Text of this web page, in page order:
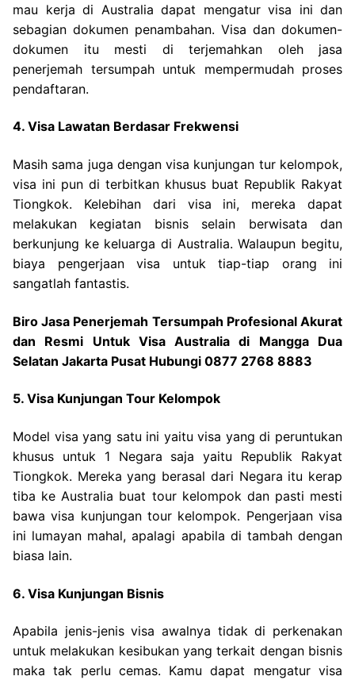
mau kerja di Australia dapat mengatur visa ini dan
sebagian dokumen penambahan. Visa dan dokumen-
dokumen itu mesti di terjemahkan oleh jasa
penerjemah tersumpah untuk mempermudah proses
pendaftaran.
4. Visa Lawatan Berdasar Frekwensi
Masih sama juga dengan visa kunjungan tur kelompok,
visa ini pun di terbitkan khusus buat Republik Rakyat
Tiongkok. Kelebihan dari visa ini, mereka dapat
melakukan kegiatan bisnis selain berwisata dan
berkunjung ke keluarga di Australia. Walaupun begitu,
biaya pengerjaan visa untuk tiap-tiap orang ini
sangatlah fantastis.
Biro Jasa Penerjemah Tersumpah Profesional Akurat
dan Resmi Untuk Visa Australia di Mangga Dua
Selatan Jakarta Pusat Hubungi 0877 2768 8883
5. Visa Kunjungan Tour Kelompok
Model visa yang satu ini yaitu visa yang di peruntukan
khusus untuk 1 Negara saja yaitu Republik Rakyat
Tiongkok. Mereka yang berasal dari Negara itu kerap
tiba ke Australia buat tour kelompok dan pasti mesti
bawa visa kunjungan tour kelompok. Pengerjaan visa
ini lumayan mahal, apalagi apabila di tambah dengan
biasa lain.
6. Visa Kunjungan Bisnis
Apabila jenis-jenis visa awalnya tidak di perkenakan
untuk melakukan kesibukan yang terkait dengan bisnis
maka tak perlu cemas. Kamu dapat mengatur visa